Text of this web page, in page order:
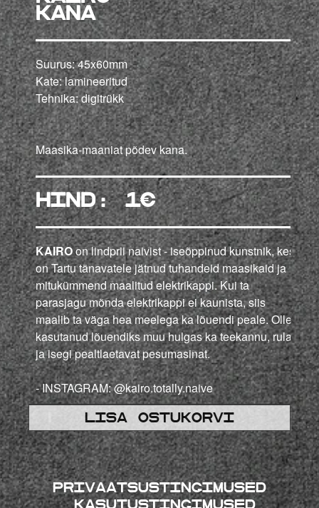
kana
Suurus: 45x60mm
Kate: lamineeritud
Tehnika: digitrükk
Maasika-maaniat põdev kana.
HIND: 1€
KAIROon lindprii naivist - iseõppinud kunstnik, kes
on Tartu tänavatele jätnud tuhandeid maasikaid ja
mitukümmend maalitud elektrikappi. Kui ta
parasjagu mõnda elektrikappi ei kaunista, siis
maalib ta väga hea meelega ka lõuendi peale. Olles
kasutanud lõuendiks muu hulgas ka teekannu, rula
ja isegi pealtlaetavat pesumasinat.
-INSTAGRAM:@kairo.totally.naive
Lisa ostukorvi
Privaatsustingimused